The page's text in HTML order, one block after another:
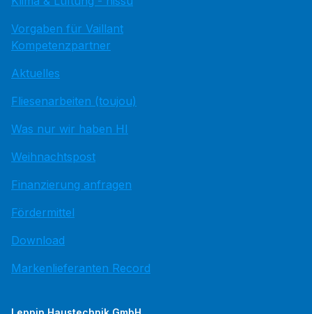
Vorgaben für Vaillant
Kompetenzpartner
Aktuelles
Fliesenarbeiten (toujou)
Was nur wir haben HI
Weihnachtspost
Finanzierung anfragen
Fördermittel
Download
Markenlieferanten Record